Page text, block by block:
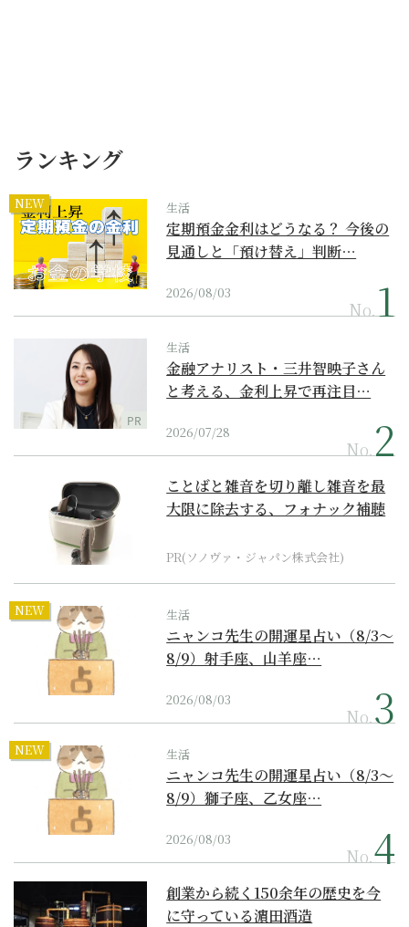
ランキング
NEW 生活
定期預金金利はどうなる？ 今後の
見通しと「預け替え」判断…
2026/08/03
No.
PR
生活
金融アナリスト・三井智映子さん
と考える、金利上昇で再注目…
2026/07/28
No.
ことばと雑音を切り離し雑音を最
大限に除去する、フォナック補聴
PR(ソノヴァ・ジャパン株式会社)
NEW 生活
ニャンコ先生の開運星占い（8/3～
8/9）射手座、山羊座…
2026/08/03
No.
NEW 生活
ニャンコ先生の開運星占い（8/3～
8/9）獅子座、乙女座…
2026/08/03
No.
創業から続く150余年の歴史を今
に守っている濵田酒造